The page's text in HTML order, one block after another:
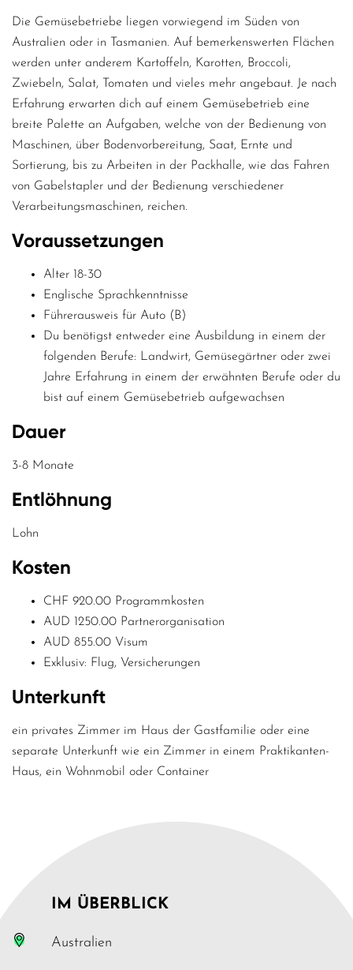
Die Gemüsebetriebe liegen vorwiegend im Süden von
Australien oder in Tasmanien. Auf bemerkenswerten Flächen
werden unter anderem Kartoffeln, Karotten, Broccoli,
Zwiebeln, Salat, Tomaten und vieles mehr angebaut. Je nach
Erfahrung erwarten dich auf einem Gemüsebetrieb eine
breite Palette an Aufgaben, welche von der Bedienung von
Maschinen, über Bodenvorbereitung, Saat, Ernte und
Sortierung, bis zu Arbeiten in der Packhalle, wie das Fahren
von Gabelstapler und der Bedienung verschiedener
Verarbeitungsmaschinen, reichen.
Voraussetzungen
Alter 18-30
Englische Sprachkenntnisse
Führerausweis für Auto (B)
Du benötigst entweder eine Ausbildung in einem der
folgenden Berufe: Landwirt, Gemüsegärtner oder zwei
Jahre Erfahrung in einem der erwähnten Berufe oder du
bist auf einem Gemüsebetrieb aufgewachsen
Dauer
3-8 Monate
Entlöhnung
Lohn
Kosten
CHF 920.00 Programmkosten
AUD 1250.00 Partnerorganisation
AUD 855.00 Visum
Exklusiv: Flug, Versicherungen
Unterkunft
ein privates Zimmer im Haus der Gastfamilie oder eine
separate Unterkunft wie ein Zimmer in einem Praktikanten-
Haus, ein Wohnmobil oder Container
IM ÜBERBLICK
Australien